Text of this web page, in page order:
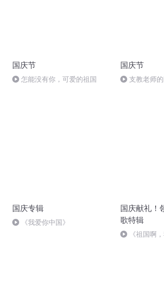
国庆节
怎能没有你，可爱的祖国
国庆节
支教老师
国庆专辑
《我爱你中国》
国庆献礼！
歌特辑
《祖国啊